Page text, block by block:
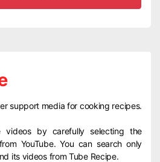
support media for cooking recipes.
by carefully selecting the
YouTube. You can search only
its videos from Tube Recipe.